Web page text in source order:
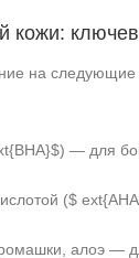
кожи:
на
— для
($
ромашки, алоэ —